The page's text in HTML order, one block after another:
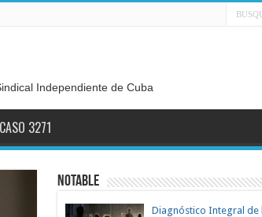
Independiente de Cuba
CASO 3271
NOTABLE
Diagnóstico Integral de